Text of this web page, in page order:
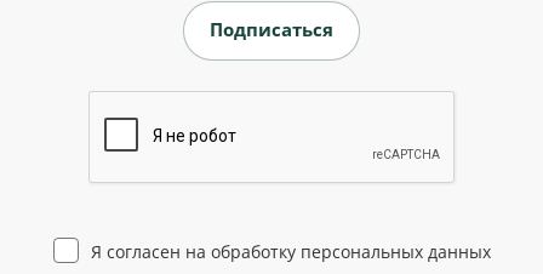
Я согласен на обработку персональных данных